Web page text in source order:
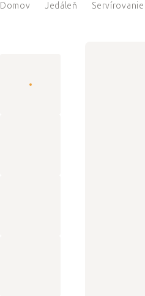
Domov Jedáleň Servírovanie